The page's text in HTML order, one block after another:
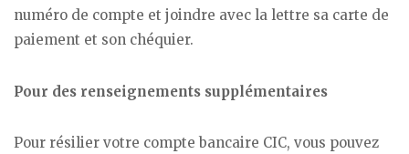
numéro de compte et joindre avec la lettre sa carte de
paiement et son chéquier.
Pour des renseignements supplémentaires
Pour résilier votre compte bancaire CIC, vous pouvez